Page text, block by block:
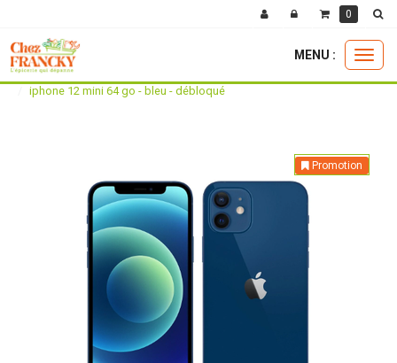
MENU :
téléphones recondionnés
iphone 12 mini 64 go - bleu - débloqué
Promotion
0